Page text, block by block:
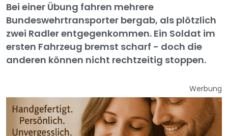
Bei einer Übung fahren mehrere
Bundeswehrtransporter bergab, als plötzlich
zwei Radler entgegenkommen. Ein Soldat im
ersten Fahrzeug bremst scharf - doch die
anderen können nicht rechtzeitig stoppen.
Werbung